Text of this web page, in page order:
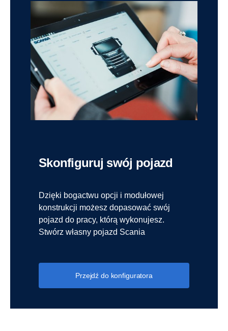
Skonfiguruj swój pojazd
Dzięki bogactwu opcji i modułowej
konstrukcji możesz dopasować swój
pojazd do pracy, którą wykonujesz.
Stwórz własny pojazd Scania
Przejdź do konfiguratora